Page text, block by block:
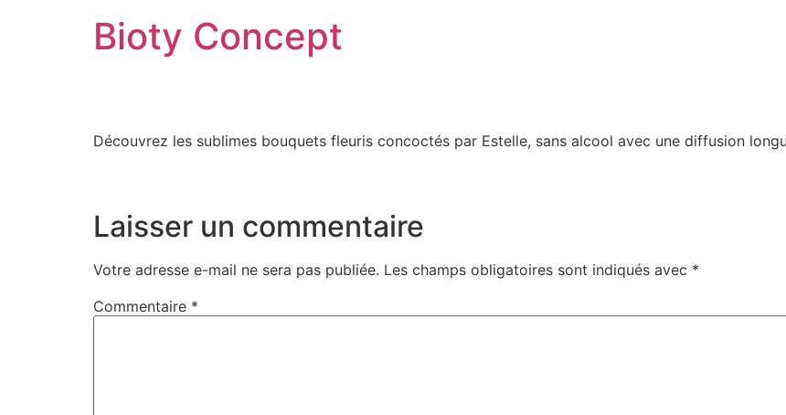
Bioty Concept
Découvrez les sublimes bouquets fleuris concoctés par Estelle, sans alcool avec une diffusion
Laisser un commentaire
Votre adresse e-mail ne sera pas publiée. Les champs obligatoires sont indiqués avec *
Commentaire *